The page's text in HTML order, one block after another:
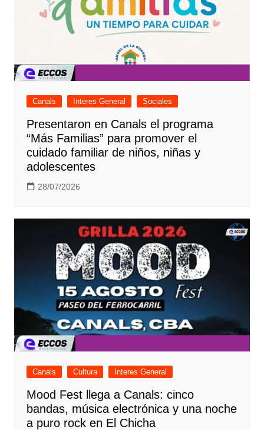
Canals Interes General Sociales
Presentaron en Canals el programa
“Más Familias” para promover el
cuidado familiar de niños, niñas y
adolescentes
28/07/2026
Canals Cultura Interes General
Mood Fest llega a Canals: cinco
bandas, música electrónica y una noche
a puro rock en El Chicha